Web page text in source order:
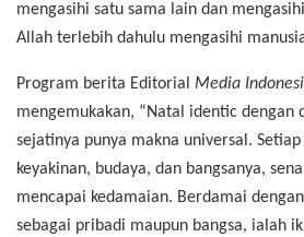
mengasihi satu sama lain dan
Allah terlebih dahulu mengasihi
Program berita Editorial Media
mengemukakan, “Natal identic dengan
sejatinya punya makna universal.
keyakinan, budaya, dan bangsanya,
mencapai kedamaian. Berdamai
sebagai pribadi maupun bangsa, ialah